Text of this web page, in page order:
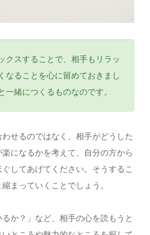
クスすることで、相手もリラッ
なることを心に留めておきまし
一緒につくるものなのです。
せるのではなく、相手がどうした
になるかを考えて、自分の方から
してあげてください。そうするこ
まっていくことでしょう。
か？」など、相手の心を読もうと